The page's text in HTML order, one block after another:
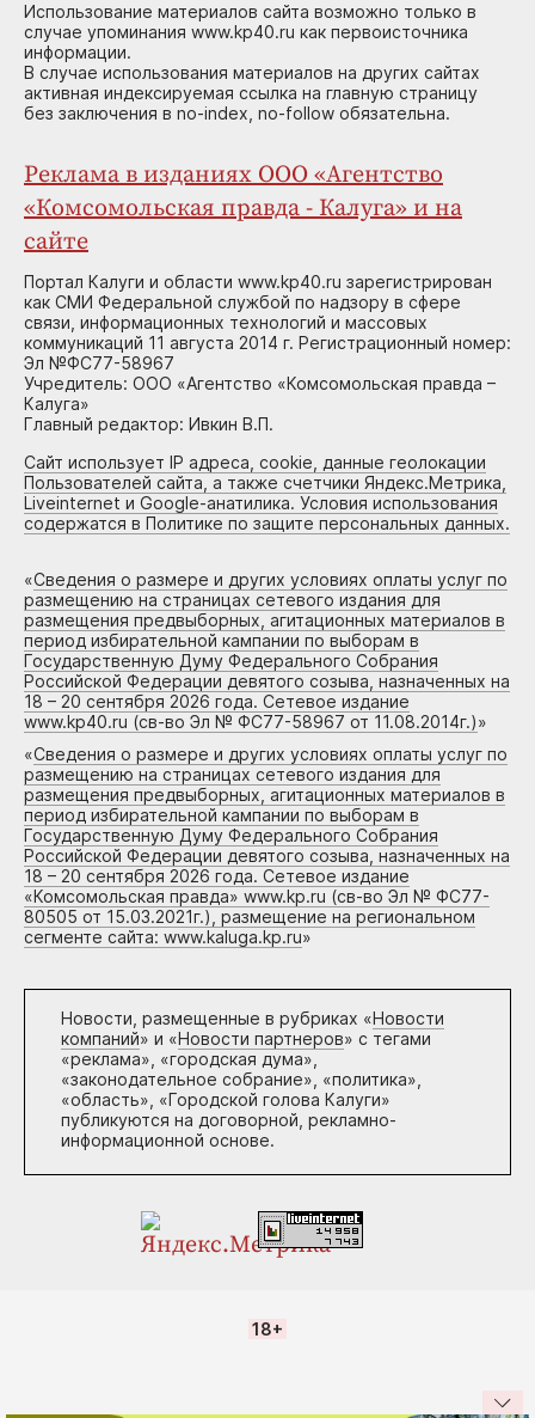
Использование материалов сайта возможно только в
случае упоминания www.kp40.ru как первоисточника
информации.
В случае использования материалов на других сайтах
активная индексируемая ссылка на главную страницу
без заключения в no-index, no-follow обязательна.
Реклама в изданиях ООО «Агентство
«Комсомольская правда - Калуга» и на
сайте
Портал Калуги и области www.kp40.ru зарегистрирован
как СМИ Федеральной службой по надзору в сфере
связи, информационных технологий и массовых
коммуникаций 11 августа 2014 г. Регистрационный номер:
Эл №ФС77-58967
Учредитель: ООО «Агентство «Комсомольская правда –
Калуга»
Главный редактор: Ивкин В.П.
Сайт использует IP адреса, cookie, данные геолокации
Пользователей сайта, а также счетчики Яндекс.Метрика,
Liveinternet и Google-анатилика. Условия использования
содержатся в Политике по защите персональных данных.
«Сведения о размере и других условиях оплаты услуг по
размещению на страницах сетевого издания для
размещения предвыборных, агитационных материалов в
период избирательной кампании по выборам в
Государственную Думу Федерального Собрания
Российской Федерации девятого созыва, назначенных на
18 – 20 сентября 2026 года. Сетевое издание
www.kp40.ru (св-во Эл № ФС77-58967 от 11.08.2014г.)»
«Сведения о размере и других условиях оплаты услуг по
размещению на страницах сетевого издания для
размещения предвыборных, агитационных материалов в
период избирательной кампании по выборам в
Государственную Думу Федерального Собрания
Российской Федерации девятого созыва, назначенных на
18 – 20 сентября 2026 года. Сетевое издание
«Комсомольская правда» www.kp.ru (св-во Эл № ФС77-
80505 от 15.03.2021г.), размещение на региональном
сегменте сайта: www.kaluga.kp.ru»
Новости, размещенные в рубриках «Новости
компаний» и «Новости партнеров» с тегами
«реклама», «городская дума»,
«законодательное собрание», «политика»,
«область», «Городской голова Калуги»
публикуются на договорной, рекламно-
информационной основе.
18+